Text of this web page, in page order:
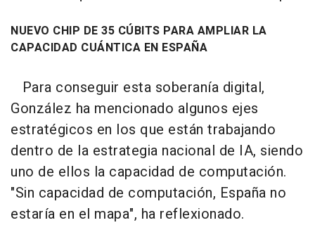
NUEVO CHIP DE 35 CÚBITS PARA AMPLIAR LA
CAPACIDAD CUÁNTICA EN ESPAÑA
Para conseguir esta soberanía digital,
González ha mencionado algunos ejes
estratégicos en los que están trabajando
dentro de la estrategia nacional de IA, siendo
uno de ellos la capacidad de computación.
"Sin capacidad de computación, España no
estaría en el mapa", ha reflexionado.